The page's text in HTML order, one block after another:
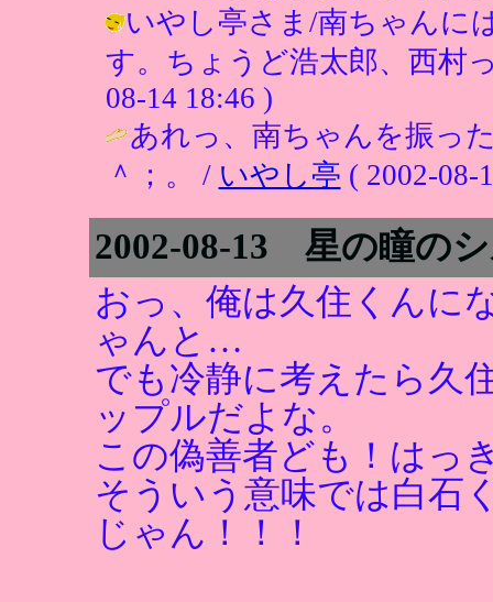
いやし亭さま/南ちゃんに
す。ちょうど浩太郎、西村
08-14 18:46 )
あれっ、南ちゃんを振っ
＾；。 / いやし亭 ( 2002-08-
2002-08-13 星の瞳の
おっ、俺は久住くんに
ゃんと…
でも冷静に考えたら久
ップルだよな。
この偽善者ども！はっ
そういう意味では白石
じゃん！！！